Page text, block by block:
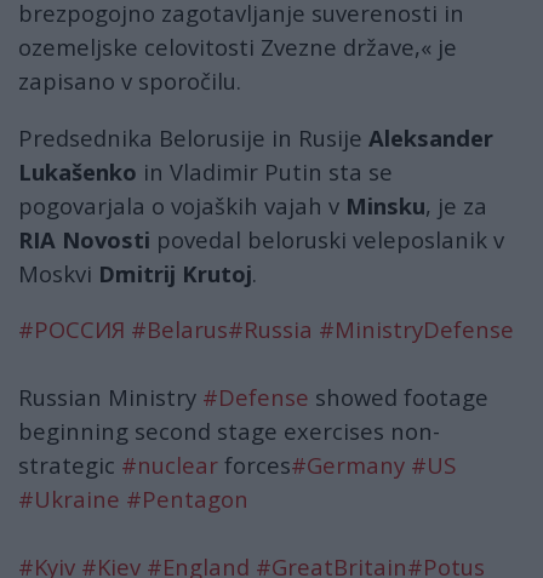
brezpogojno zagotavljanje suverenosti in
ozemeljske celovitosti Zvezne države,« je
zapisano v sporočilu.
Predsednika Belorusije in Rusije Aleksander
Lukašenko in Vladimir Putin sta se
pogovarjala o vojaških vajah v Minsku, je za
RIA Novosti povedal beloruski veleposlanik v
Moskvi Dmitrij Krutoj.
#РОССИЯ #Belarus#Russia #MinistryDefense
Russian Ministry #Defense showed footage
beginning second stage exercises non-
strategic #nuclear forces#Germany #US
#Ukraine #Pentagon
#Kyiv #Kiev #England #GreatBritain#Potus